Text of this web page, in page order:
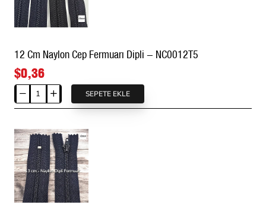
NC0010T5
12 Cm Naylon Cep Fermuarı Dipli - NC0012T5
$0,36
12
Cm
Cep
Fermuarı
Dipli
-
NC0012T5
SEPETE EKLE